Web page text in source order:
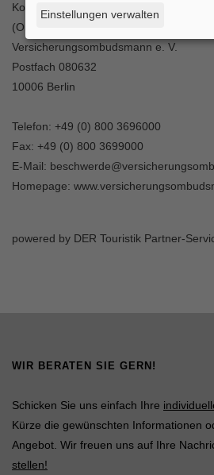
Kontaktdaten der Beschwerde- und
(Ombudsmann) für
Versicherungsombudsmann e. V.
Postfach 080632
10006 Berlin
Telefon: +49 (0) 800 3696000
Fax: +49 (0) 800 3699000
E-Mail:
Homepage:
powered by DER Touristik Partner-
WIR BERATEN SIE GERN!
Schicken Sie uns einfach Ihre
Kürze die gewünschten Informationen
Angebot. Wir freuen uns auf Ihre
stellen!
Einstellungen verwalten